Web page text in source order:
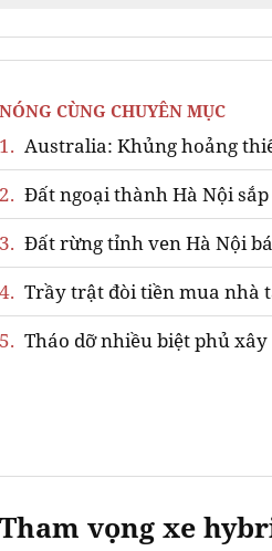
NÓNG CÙNG CHUYÊN MỤC
1. Australia: Khủng hoảng
2. Đất ngoại thành Hà Nội
3. Đất rừng tỉnh ven Hà Nội
4. Trầy trật đòi tiền mua nhà
5. Tháo dỡ nhiều biệt phủ
Tham vọng xe